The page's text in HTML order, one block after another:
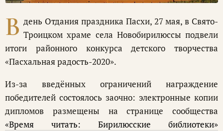
В день Отдания праздника Пасхи, 27 мая, в Свято-
Троицком храме села Новобирилюссы подвели
итоги районного конкурса детского творчества
«Пасхальная радость-2020».
Из-за введённых ограничений награждение
победителей состоялось заочно: электронные копии
дипломов размещены на странице сообщества
«Время читать: Бирилюсские библиотеки»